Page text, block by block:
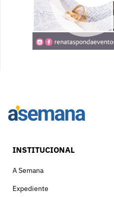
INSTITUCIONAL
A Semana
Expediente